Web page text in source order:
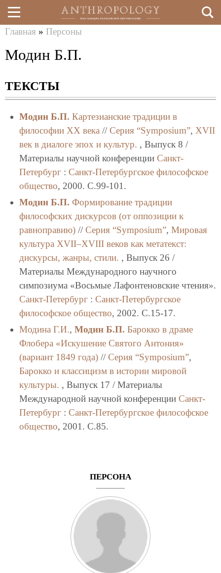
Перейти
к
содержанию
здесь
Главная » Персоны
Модин Б.П.
ТЕКСТЫ
Модин Б.П. Картезианские традиции в
философии XX века// Серия “Symposium”, XVII
век в диалоге эпох и культур. , Выпуск 8 /
Материалы научной конференции Санкт-
Петербург: Санкт-Петербургское философское
общество, 2000. C.99-101.
Модин Б.П. Формирование традиции
философских дискурсов (от оппозиции к
равноправию)// Серия “Symposium”, Мировая
культура XVII–XVIII веков как метатекст:
дискурсы, жанры, стили. , Выпуск 26 /
Материалы Международного научного
симпозиума «Восьмые Лафонтеновские чтения».
Санкт-Петербург: Санкт-Петербургское
философское общество, 2002. C.15-17.
Модина Г.И., Модин Б.П. Барокко в драме
Флобера «Искушение Святого Антония»
(вариант 1849 года)// Серия “Symposium”,
Барокко и классицизм в истории мировой
культуры. , Выпуск 17 / Материалы
Международной научной конференции Санкт-
Петербург: Санкт-Петербургское философское
общество, 2001. C.85.
ПЕРСОНА